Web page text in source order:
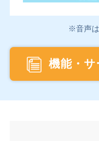
※音声は
機能・サ